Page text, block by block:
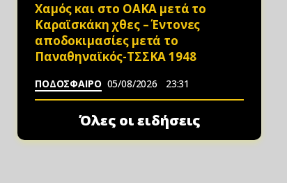
Χαμός και στο ΟΑΚΑ μετά το
Καραϊσκάκη χθες – Έντονες
αποδοκιμασίες μετά το
Παναθηναϊκός-ΤΣΣΚΑ 1948
ΠΟΔΟΣΦΑΙΡΟ 05/08/2026 23:31
Όλες οι ειδήσεις